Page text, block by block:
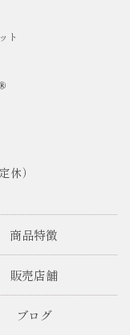
ト
休）
商品特徴
販売店舗
ブログ